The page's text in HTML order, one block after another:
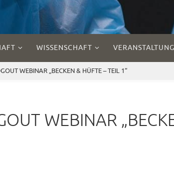
WISSENSCHAFT
WEBINAR „BECKEN & HÜFTE – TEIL 1“
WEBINAR